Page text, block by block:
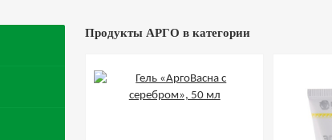
Продукты АРГО в категории